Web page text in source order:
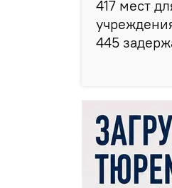
417 мест
445